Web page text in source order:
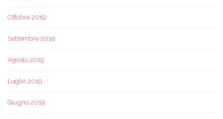
Ottobre 2019
Settembre 2019
Agosto 2019
Luglio 2019
Giugno 2019